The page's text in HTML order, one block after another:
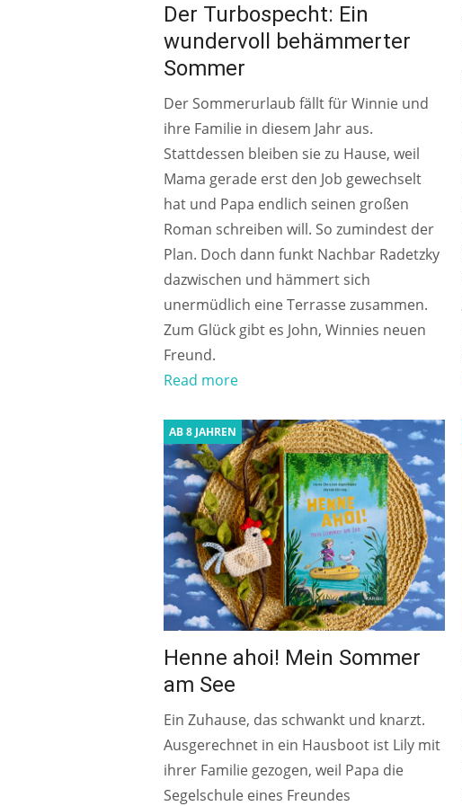
Der Turbospecht: Ein
wundervoll behämmerter
Sommer
Der Sommerurlaub fällt für Winnie und
ihre Familie in diesem Jahr aus.
Stattdessen bleiben sie zu Hause, weil
Mama gerade erst den Job gewechselt
hat und Papa endlich seinen großen
Roman schreiben will. So zumindest der
Plan. Doch dann funkt Nachbar Radetzky
dazwischen und hämmert sich
unermüdlich eine Terrasse zusammen.
Zum Glück gibt es John, Winnies neuen
Freund.
Read more
AB 8 JAHREN
Henne ahoi! Mein Sommer
am See
Ein Zuhause, das schwankt und knarzt.
Ausgerechnet in ein Hausboot ist Lily mit
ihrer Familie gezogen, weil Papa die
Segelschule eines Freundes